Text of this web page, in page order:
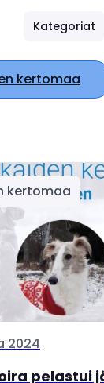
Kategoriat
kertomaa
kertomaa
2024
pelastui